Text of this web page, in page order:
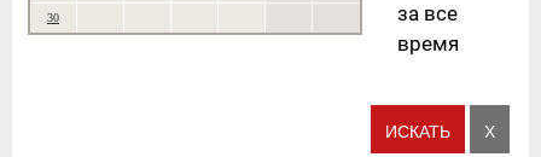
30
за все
время